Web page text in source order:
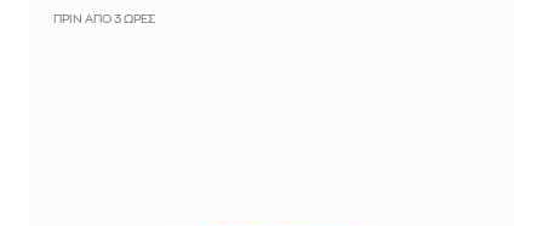
ΠΡΙΝ ΑΠΌ 3 ΏΡΕΣ